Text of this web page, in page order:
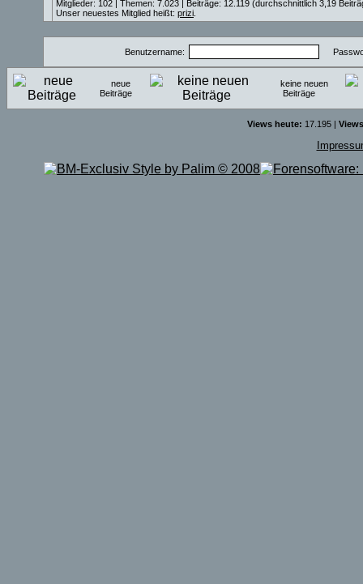
Mitglieder: 102 | Themen: 7.023 | Beiträge: 12.119 (durchschnittlich 3,19
Unser neuestes Mitglied heißt: prizi
Benutzername:
neue
Beiträge
keine neuen
Beiträge
Views heute: 17.195 |